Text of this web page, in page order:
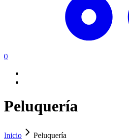
0
Peluquería
Inicio
Peluquería